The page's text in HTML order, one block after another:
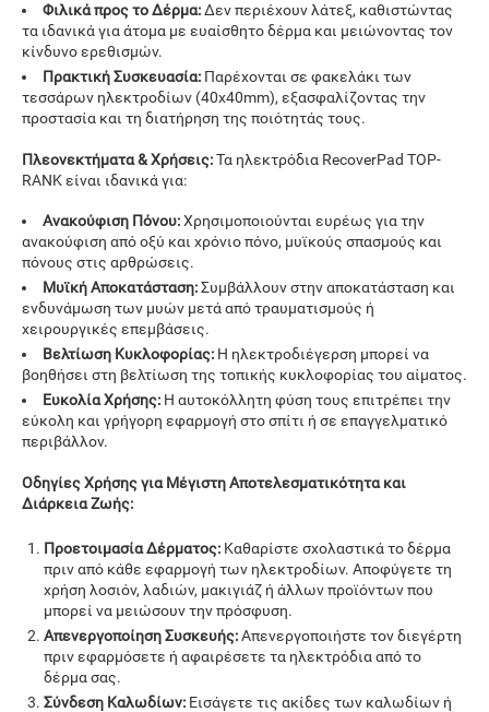
Φιλικά προς το Δέρμα:Δεν περιέχουν λάτεξ, καθιστώντας
τα ιδανικά για άτομα με ευαίσθητο δέρμα και μειώνοντας τον
κίνδυνο ερεθισμών.
Πρακτική Συσκευασία: Παρέχονται σε φακελάκι των
τεσσάρων ηλεκτροδίων (40x40mm), εξασφαλίζοντας την
προστασία και τη διατήρηση της ποιότητάς τους.
Πλεονεκτήματα & Χρήσεις:Τα ηλεκτρόδια RecoverPad TOP-
RANK είναι ιδανικά για:
Ανακούφιση Πόνου:Χρησιμοποιούνται ευρέως για την
ανακούφιση από οξύ και χρόνιο πόνο, μυϊκούς σπασμούς και
πόνους στις αρθρώσεις.
Μυϊκή Αποκατάσταση:Συμβάλλουν στην αποκατάσταση και
ενδυνάμωση των μυών μετά από τραυματισμούς ή
χειρουργικές επεμβάσεις.
Βελτίωση Κυκλοφορίας: Η ηλεκτροδιέγερση μπορεί να
βοηθήσει στη βελτίωση της τοπικής κυκλοφορίας του αίματος.
Ευκολία Χρήσης: Η αυτοκόλλητη φύση τους επιτρέπει την
εύκολη και γρήγορη εφαρμογή στο σπίτι ή σε επαγγελματικό
περιβάλλον.
Οδηγίες Χρήσης για Μέγιστη Αποτελεσματικότητα και
Διάρκεια Ζωής:
Προετοιμασία Δέρματος: Καθαρίστε σχολαστικά το δέρμα
πριν από κάθε εφαρμογή των ηλεκτροδίων. Αποφύγετε τη
χρήση λοσιόν, λαδιών, μακιγιάζ ή άλλων προϊόντων που
μπορεί να μειώσουν την πρόσφυση.
Απενεργοποίηση Συσκευής:Απενεργοποιήστε τον διεγέρτη
πριν εφαρμόσετε ή αφαιρέσετε τα ηλεκτρόδια από το
δέρμα σας.
Σύνδεση Καλωδίων: Εισάγετε τις ακίδες των καλωδίων ή